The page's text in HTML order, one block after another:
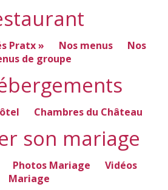
Pratx » Nos menus
Nos
de groupe
Chambres du Château
son mariage
Photos Mariage
Vidéos
Mariage